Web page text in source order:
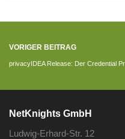
VORIGER BEITRAG
NetKnights GmbH
Ludwig-Erhard-Str. 12